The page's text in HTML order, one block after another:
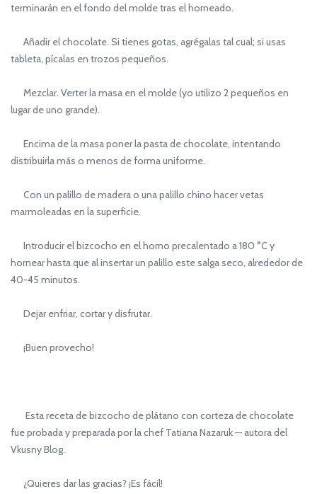
terminarán en el fondo del molde tras el horneado.
Añadir el chocolate. Si tienes gotas, agrégalas tal cual; si usas
tableta, pícalas en trozos pequeños.
Mezclar. Verter la masa en el molde (yo utilizo 2 pequeños en
lugar de uno grande).
Encima de la masa poner la pasta de chocolate, intentando
distribuirla más o menos de forma uniforme.
Con un palillo de madera o una palillo chino hacer vetas
marmoleadas en la superficie.
Introducir el bizcocho en el horno precalentado a 180 °C y
hornear hasta que al insertar un palillo este salga seco, alrededor de
40-45 minutos.
Dejar enfriar, cortar y disfrutar.
¡Buen provecho!
Esta receta de bizcocho de plátano con corteza de chocolate
fue probada y preparada por la chef Tatiana Nazaruk — autora del
Vkusny Blog.
¿Quieres dar las gracias? ¡Es fácil!